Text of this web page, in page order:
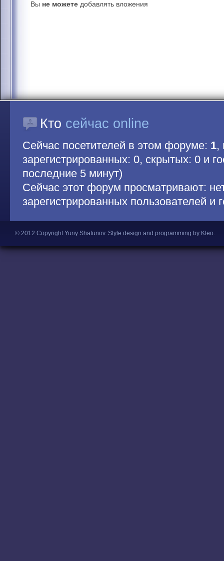
Вы не можете добавлять вложения
Кто сейчас online
Сейчас посетителей в этом форуме: 1,
зарегистрированных: 0, скрытых: 0 и
последние 5 минут)
Сейчас этот форум просматривают:
зарегистрированных пользователей и
© 2012 Copyright Yuriy Shatunov. Style design and programming by Kleo.